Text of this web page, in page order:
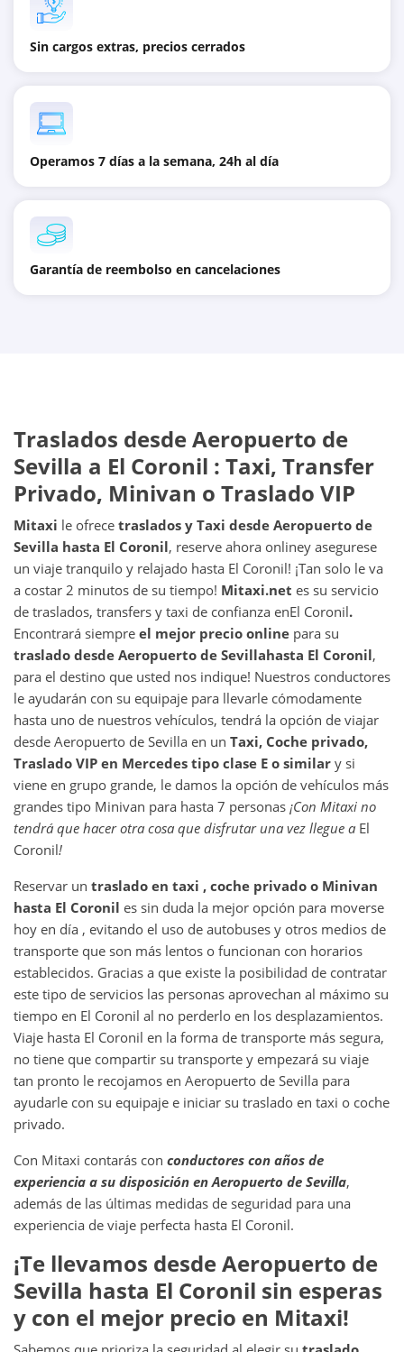
Sin cargos extras, precios cerrados
Operamos 7 días a la semana, 24h al día
Garantía de reembolso en cancelaciones
Traslados desdeAeropuerto de
Sevilla a El Coronil : Taxi, Transfer
Privado, Minivan o Traslado VIP
Mitaxi le ofrece traslados y Taxi desde Aeropuerto de
Sevilla hasta El Coronil, reserve ahora onliney asegurese
un viaje tranquilo y relajado hasta El Coronil! ¡Tan solo le va
a costar 2 minutos de su tiempo! Mitaxi.net es su servicio
de traslados, transfers y taxi de confianza enEl Coronil.
Encontrará siempre el mejor precio online para su
traslado desde Aeropuerto de Sevillahasta El Coronil,
para el destino que usted nos indique! Nuestros conductores
le ayudarán con su equipaje para llevarle cómodamente
hasta uno de nuestros vehículos, tendrá la opción de viajar
desde Aeropuerto de Sevilla en un Taxi, Coche privado,
Traslado VIP en Mercedes tipo clase E o similar y si
viene en grupo grande, le damos la opción de vehículos más
grandes tipo Minivan para hasta 7 personas ¡Con Mitaxi no
tendrá que hacer otra cosa que disfrutar una vez llegue a El
Coronil!
Reservar un traslado en taxi , coche privado o Minivan
hasta El Coronil es sin duda la mejor opción para moverse
hoy en día , evitando el uso de autobuses y otros medios de
transporte que son más lentos o funcionan con horarios
establecidos. Gracias a que existe la posibilidad de contratar
este tipo de servicios las personas aprovechan al máximo su
tiempo en El Coronil al no perderlo en los desplazamientos.
Viaje hasta El Coronil en la forma de transporte más segura,
no tiene que compartir su transporte y empezará su viaje
tan pronto le recojamos en Aeropuerto de Sevilla para
ayudarle con su equipaje e iniciar su traslado en taxi o coche
privado.
Con Mitaxi contarás con conductores con años de
experiencia a su disposición enAeropuerto de Sevilla,
además de las últimas medidas de seguridad para una
experiencia de viaje perfecta hasta El Coronil.
¡Te llevamos desdeAeropuerto de
Sevilla hasta El Coronil sin esperas
y con el mejor precio en Mitaxi!